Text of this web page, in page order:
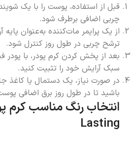
قبل از استفاده، پوست را با یک
چربی اضافی برطرف شود.
از یک پرایمر مات‌کننده به‌عنوان پایه
ترشح چربی در طول روز کنترل شود.
بعد از پخش کردن کرم پودر، با
سبک آرایش خود را تثبیت کنید.
در صورت نیاز، یک دستمال یا کاغذ
باشید تا در طول روز برق اضافی
انتخاب رنگ مناسب کرم
Lasting